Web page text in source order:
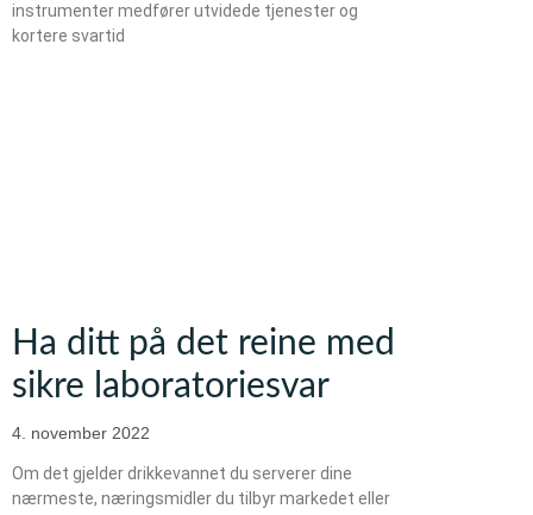
instrumenter medfører utvidede tjenester og
kortere svartid
Ha ditt på det reine med
sikre laboratoriesvar
4. november 2022
Om det gjelder drikkevannet du serverer dine
nærmeste, næringsmidler du tilbyr markedet eller